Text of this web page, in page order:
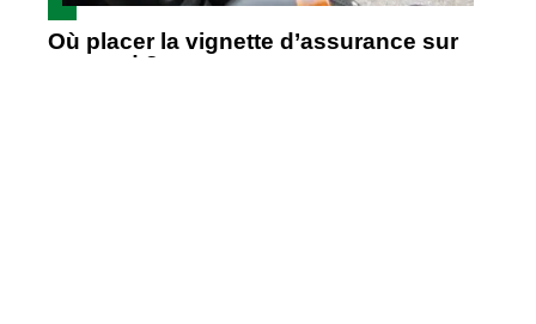
Où placer la vignette d’assurance sur
un quad ?